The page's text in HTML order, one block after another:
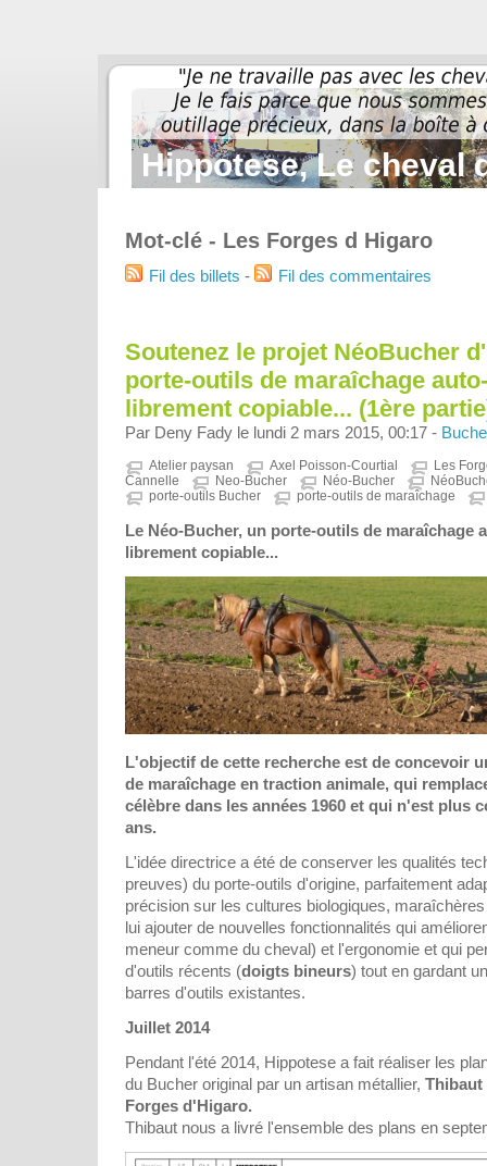
Hippotese, Le cheval
Mot-clé - Les Forges d Higaro
Fil des billets - Fil des commentaires
Soutenez le projet NéoBucher
porte-outils de maraîchage
librement copiable... (1ère
Par Deny Fady le lundi 2 mars 2015, 00:17 -
Atelier paysan Axel Poisson-Courtial
Les
Cannelle
Neo-Bucher Néo-Bucher
porte-outils Bucher
porte-outils de maraîchage
Le Néo-Bucher, un porte-outils de maraîchage
librement copiable...
L'objectif de cette recherche est de concevoir
de maraîchage en traction animale, qui
célèbre dans les années 1960 et qui n'est plus
ans.
L'idée directrice a été de conserver les qualités
preuves) du porte-outils d'origine, parfaitement
précision sur les cultures biologiques,
lui ajouter de nouvelles fonctionnalités qui
meneur comme du cheval) et l'ergonomie et qui
d'outils récents (doigts bineurs) tout en gardant
barres d'outils existantes.
Juillet 2014
Pendant l'été 2014, Hippotese a fait réaliser les
du Bucher original par un artisan métallier, Thibaut
Forges d'Higaro.
Thibaut nous a livré l'ensemble des plans en